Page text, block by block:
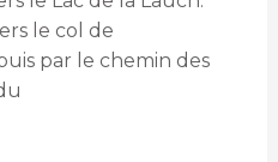
le col de
par le chemin des